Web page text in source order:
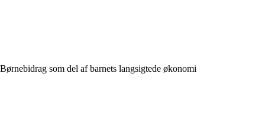
Børnebidrag som del af barnets langsigtede økonomi